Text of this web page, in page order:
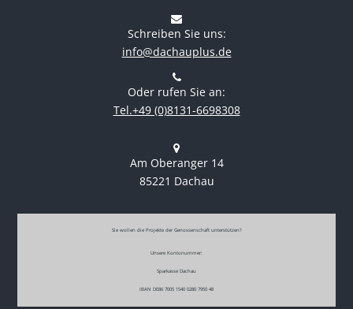
Schreiben Sie uns:
info@dachauplus.de
Oder rufen Sie an:
Tel.+49 (0)8131-6698308
Am Oberanger 14
85221 Dachau
Sie wollen die Projekte der Genossenschaft unterstützen?
Unsere Kontonummer:
Sparkasse Dachau
IBAN DE86 7005 1540 0280 7950 48